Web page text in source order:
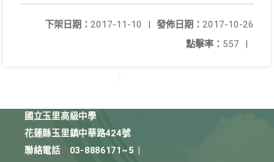
發佈日期： 2017-10-26
下架日期： 2017-11-10
|
點擊率： 557 |
國立玉里高級中學
花蓮縣玉里鎮中華路424號
聯絡電話
03-8886171~5